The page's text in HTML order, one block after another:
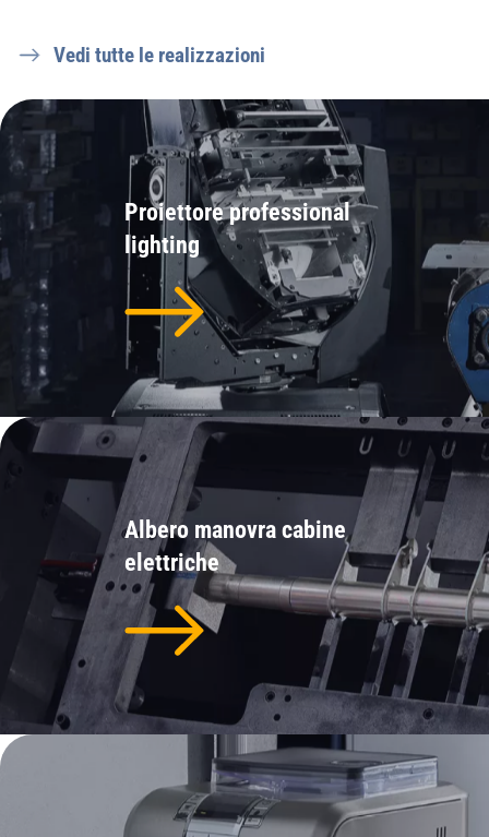
Vedi tutte le realizzazioni
Proiettore professional
lighting
Albero manovra cabine
elettriche